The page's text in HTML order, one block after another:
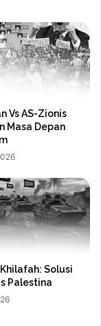
Vs AS-Zionis
Masa Depan
Solusi
Palestina